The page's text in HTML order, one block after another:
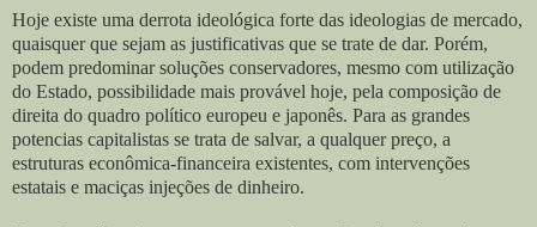
Hoje existe uma derrota ideológica forte das ideologias de mercado,
quaisquer que sejam as justificativas que se trate de dar. Porém,
podem predominar soluções conservadores, mesmo com utilização
do Estado, possibilidade mais provável hoje, pela composição de
direita do quadro político europeu e japonês. Para as grandes
potencias capitalistas se trata de salvar, a qualquer preço, a
estruturas econômica-financeira existentes, com intervenções
estatais e maciças injeções de dinheiro.